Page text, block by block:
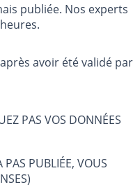
publiée. Nos experts
avoir été validé par
PAS VOS DONNÉES
PAS PUBLIÉE, VOUS